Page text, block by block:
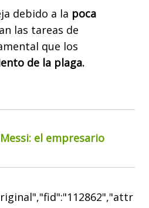
debido a la poca
las tareas de
que los
de la plaga.
el empresario